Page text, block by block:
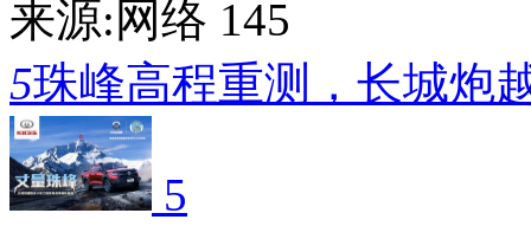
来源:网络 145
5珠峰高程重测，长城炮
5